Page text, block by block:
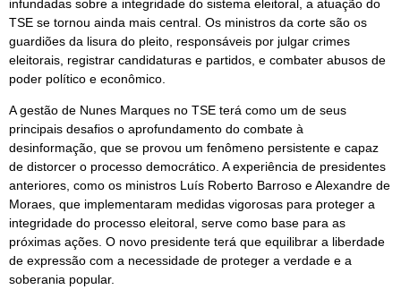
infundadas sobre a integridade do sistema eleitoral, a atuação do
TSE se tornou ainda mais central. Os ministros da corte são os
guardiões da lisura do pleito, responsáveis por julgar crimes
eleitorais, registrar candidaturas e partidos, e combater abusos de
poder político e econômico.
A gestão de Nunes Marques no TSE terá como um de seus
principais desafios o aprofundamento do combate à
desinformação, que se provou um fenômeno persistente e capaz
de distorcer o processo democrático. A experiência de presidentes
anteriores, como os ministros Luís Roberto Barroso e Alexandre de
Moraes, que implementaram medidas vigorosas para proteger a
integridade do processo eleitoral, serve como base para as
próximas ações. O novo presidente terá que equilibrar a liberdade
de expressão com a necessidade de proteger a verdade e a
soberania popular.